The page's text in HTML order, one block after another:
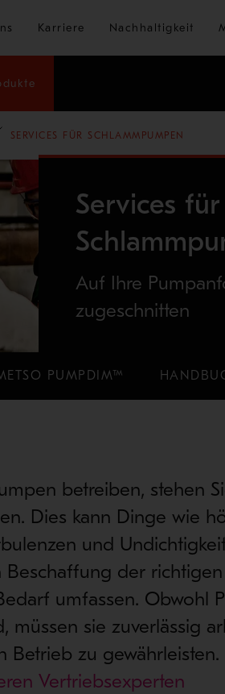
springen
Karriere Nachhaltigkeit
SERVICES FÜR SCHLAMMPUMPEN
Services für
Auf Ihre
zugeschnitten
PUMPDIM™
betreiben, stehen
Dies kann Dinge wie
und
der richtigen
umfassen. Obwohl
müssen sie zuverlässig
Betrieb zu gewährleisten.
Vertriebsexperten